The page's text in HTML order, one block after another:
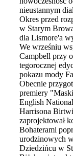
nieustannym
Okres przed
w Starym
dla Lismore'a
We wrześniu
Campbell przy
tegorocznej
pokazu mody
Obecnie
premiery
English
Harrisona
zaprojektował
Bohaterami
urodzinowych
Dziedzińcu w